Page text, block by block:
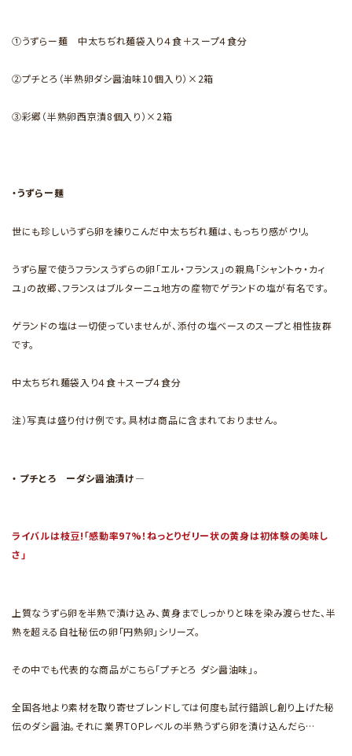
①うずらー麺 中太ちぢれ麺袋入り４食＋スープ４食分
②プチとろ（半熟卵ダシ醤油味10個入り）×2箱
③彩郷（半熟卵西京漬8個入り）×2箱
・うずらー麺
世にも珍しいうずら卵を練りこんだ中太ちぢれ麺は、もっちり感がウリ。
うずら屋で使うフランスうずらの卵「エル・フランス」の親鳥「シャントゥ・カィ
ユ」の故郷、フランスはブルターニュ地方の産物でゲランドの塩が有名です。
ゲランドの塩は一切使っていませんが、添付の塩ベースのスープと相性抜群
です。
中太ちぢれ麺袋入り４食＋スープ４食分
注）写真は盛り付け例です。具材は商品に含まれておりません。
・ プチとろ ーダシ醤油漬け―
ライバルは枝豆!「感動率97%！ねっとりゼリー状の黄身は初体験の美味し
さ」
上質なうずら卵を半熟で漬け込み、黄身までしっかりと味を染み渡らせた、半
熟を超える自社秘伝の卵「円熟卵」シリーズ。
その中でも代表的な商品がこちら「プチとろ ダシ醤油味」。
全国各地より素材を取り寄せブレンドしては何度も試行錯誤し創り上げた秘
伝のダシ醤油。それに業界TOPレベルの半熟うずら卵を漬け込んだら…